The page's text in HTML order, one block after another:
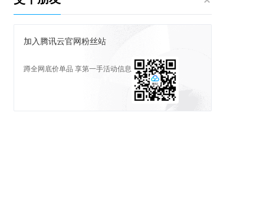
加入腾讯云官网粉丝站
蹲全网底价单品 享第一手活动信息